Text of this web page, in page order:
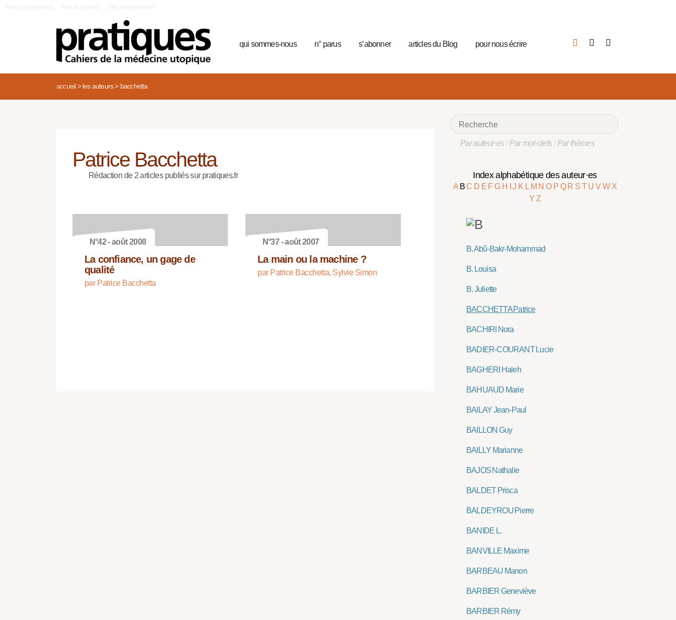
qui sommes-nous n° parus s’abonner articles du Blog pour nous écrire
accueil> les auteurs> bacchetta
Patrice Bacchetta
Rédaction de 2 articles publiés sur pratiques.fr
N°42 - août 2008
La confiance, un gage de
qualité
par Patrice Bacchetta
N°37 - août 2007
La main ou la machine ?
par Patrice Bacchetta, Sylvie Simon
Par auteur·es/Par mot-clefs/Par thèmes
Index alphabétique des auteur·es
A BC D E FG H IJ K L M NO P Q R S TUVW X
Y Z
B. Abû-Bakr-Mohammad
B. Louisa
B. Juliette
BACCHETTA Patrice
BACHIRI Nora
BADIER-COURANT Lucie
BAGHERI Haleh
BAHUAUD Marie
BAILAY Jean-Paul
BAILLON Guy
BAILLY Marianne
BAJOS Nathalie
BALDET Prisca
BALDEYROU Pierre
BANIDE L.
BANVILLE Maxime
BARBEAU Manon
BARBIER Geneviève
BARBIER Rémy